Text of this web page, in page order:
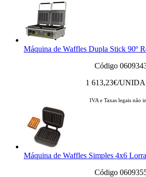
Máquina de Waffles Dupla Stick 90º
Código
1 613,23€/
IVA e Taxas legais não
Máquina de Waffles Simples 4x6
Código